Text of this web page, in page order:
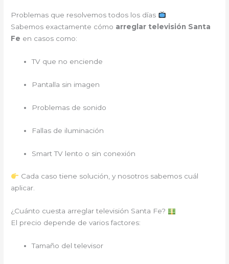
Problemas que resolvemos todos los días
Sabemos exactamente cómo arreglar televisión Santa
Fe en casos como:
TV que no enciende
Pantalla sin imagen
Problemas de sonido
Fallas de iluminación
Smart TV lento o sin conexión
Cada caso tiene solución, y nosotros sabemos cuál
aplicar.
¿Cuánto cuesta arreglar televisión Santa Fe?
El precio depende de varios factores:
Tamaño del televisor